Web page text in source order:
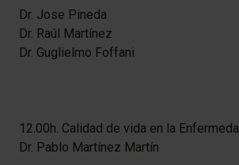
Dr. Jose Pineda
Dr. Raúl Martínez
Dr. Guglielmo ​Foffani
12.00h. Calidad de vida en la
Dr. Pablo Martínez Martín